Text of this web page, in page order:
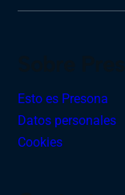
Esto es Presona
Datos personales
Cookies